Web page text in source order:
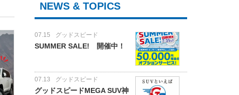
NEWS & TOPICS
07.15 グッドスピード
SUMMER SALE! 開催中！
07.13 グッドスピード
グッドスピードMEGA SUV神